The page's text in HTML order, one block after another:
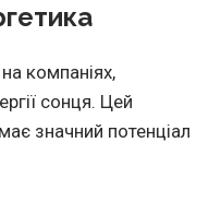
компаніях,
сонця. Цей
значний потенціал